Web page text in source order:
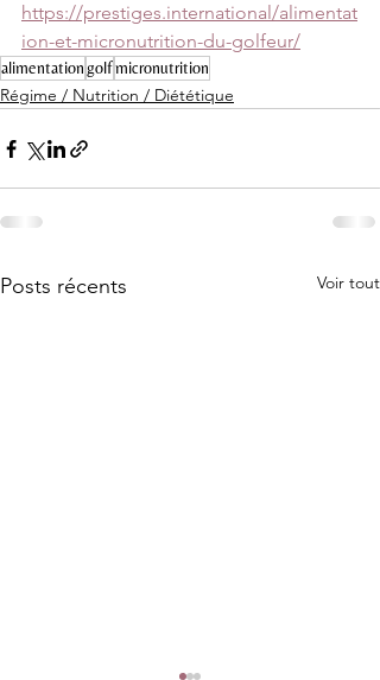
https://prestiges.international/alimentat
ion-et-micronutrition-du-golfeur/
alimentationgolfmicronutrition
Régime / Nutrition / Diététique
Posts récents Voir tout